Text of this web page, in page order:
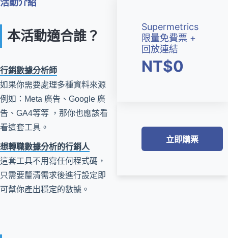
活動介紹
本活動適合誰？
行銷數據分析師
如果你需要處理多種資料來源
例如：Meta 廣告、Google 廣
告、GA4等等 ，那你也應該看
看這套工具。
想轉職數據分析的行銷人
這套工具不用寫任何程式碼，
只需要釐清需求後進行設定即
可幫你產出穩定的數據。
Supermetrics
限量免費票 +
回放連結
NT$0
立即購票